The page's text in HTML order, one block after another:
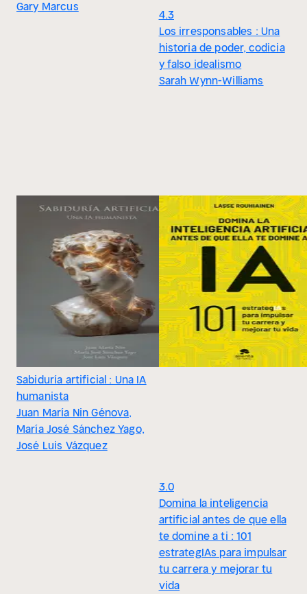
Gary Marcus
4.3
Los irresponsables : Una
historia de poder, codicia
y falso idealismo
Sarah Wynn-Williams
Sabiduría artificial : Una IA
humanista
Juan María Nin Génova,
María José Sánchez Yago,
José Luis Vázquez
3.0
Domina la inteligencia
artificial antes de que ella
te domine a ti : 101
estrategIAs para impulsar
tu carrera y mejorar tu
vida